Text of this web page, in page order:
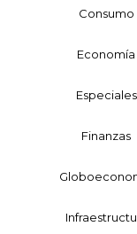
Consumo
Economía
Especiales
Finanzas